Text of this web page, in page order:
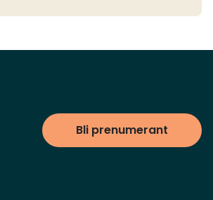
av ditt eget åkeri. Våra
Jag är ute på lastbilsmässor,
har fått en del uppmärksamhet
Det handlar om att våga
Bli prenumerant